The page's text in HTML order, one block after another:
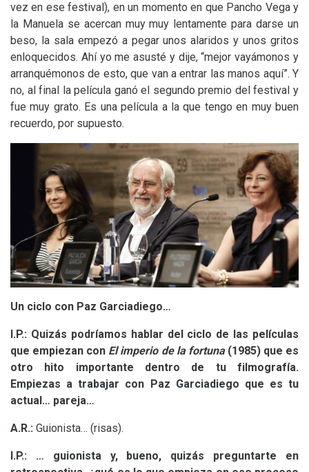
vez en ese festival), en un momento en que Pancho Vega y
la Manuela se acercan muy muy lentamente para darse un
beso, la sala empezó a pegar unos alaridos y unos gritos
enloquecidos. Ahí yo me asusté y dije, “mejor vayámonos y
arranquémonos de esto, que van a entrar las manos aquí”. Y
no, al final la película ganó el segundo premio del festival y
fue muy grato. Es una película a la que tengo en muy buen
recuerdo, por supuesto.
Un ciclo con Paz Garciadiego…
I.P.: Quizás podríamos hablar del ciclo de las películas
que empiezan con El imperio de la fortuna(1985) que es
otro hito importante dentro de tu filmografía.
Empiezas a trabajar con Paz Garciadiego que es tu
actual… pareja…
A.R.: Guionista… (risas).
I.P.: … guionista y, bueno, quizás preguntarte en